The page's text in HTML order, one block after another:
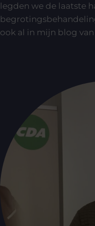
legden we de laatste
ook al in mijn blog